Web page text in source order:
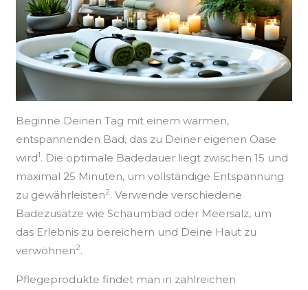
Beginne Deinen Tag mit einem warmen,
entspannenden Bad, das zu Deiner eigenen Oase
wird1. Die optimale Badedauer liegt zwischen 15 und
maximal 25 Minuten, um vollständige Entspannung
zu gewährleisten2. Verwende verschiedene
Badezusätze wie Schaumbad oder Meersalz, um
das Erlebnis zu bereichern und Deine Haut zu
verwöhnen2.
Pflegeprodukte findet man in zahlreichen